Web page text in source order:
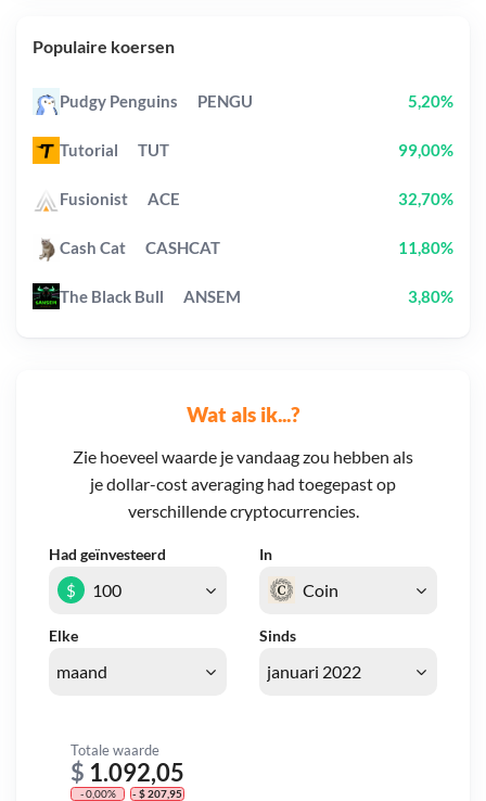
Wat als ik...?
Zie hoeveel waarde je vandaag zou hebben als
je dollar-cost averaging had toegepast op
verschillende cryptocurrencies.
Had geïnvesteerd In
Elke Sinds
$
Totale waarde
$ 1.092,05
- 0,00% - $ 207,95
Populaire koersen
Pudgy Penguins PENGU 5,20%
Tutorial TUT 99,00%
Fusionist ACE 32,70%
Cash Cat CASHCAT 11,80%
The Black Bull ANSEM 3,80%